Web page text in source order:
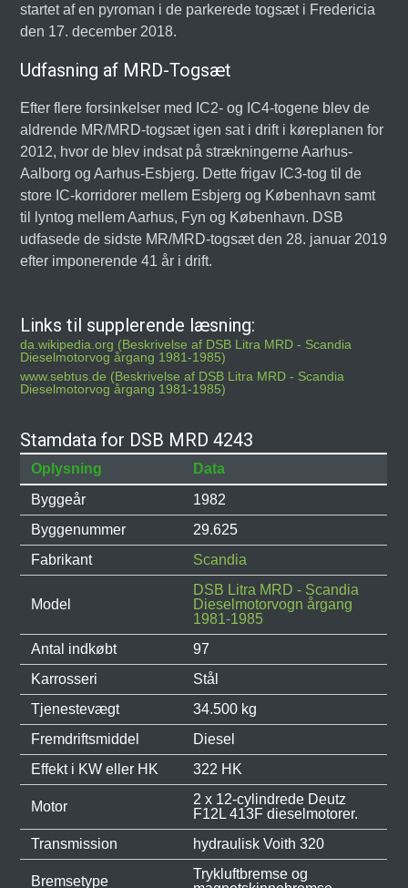
startet af en pyroman i de parkerede togsæt i Fredericia
den 17. december 2018.
Udfasning af MRD-Togsæt
Efter flere forsinkelser med IC2- og IC4-togene blev de
aldrende MR/MRD-togsæt igen sat i drift i køreplanen for
2012, hvor de blev indsat på strækningerne Aarhus-
Aalborg og Aarhus-Esbjerg. Dette frigav IC3-tog til de
store IC-korridorer mellem Esbjerg og København samt
til lyntog mellem Aarhus, Fyn og København. DSB
udfasede de sidste MR/MRD-togsæt den 28. januar 2019
efter imponerende 41 år i drift.
Links til supplerende læsning:
da.wikipedia.org (Beskrivelse af DSB Litra MRD - Scandia
Dieselmotorvog årgang 1981-1985)
www.sebtus.de (Beskrivelse af DSB Litra MRD - Scandia
Dieselmotorvog årgang 1981-1985)
Stamdata for DSB MRD 4243
Oplysning
Data
Byggeår
1982
Byggenummer
29.625
Fabrikant
Scandia
Model
DSB Litra MRD - Scandia
Dieselmotorvogn årgang
1981-1985
Antal indkøbt
97
Karrosseri
Stål
Tjenestevægt
34.500 kg
Fremdriftsmiddel
Diesel
Effekt i KW eller HK
322 HK
Motor
2 x 12-cylindrede Deutz
F12L 413F dieselmotorer.
Transmission
hydraulisk Voith 320
Bremsetype
Trykluftbremse og